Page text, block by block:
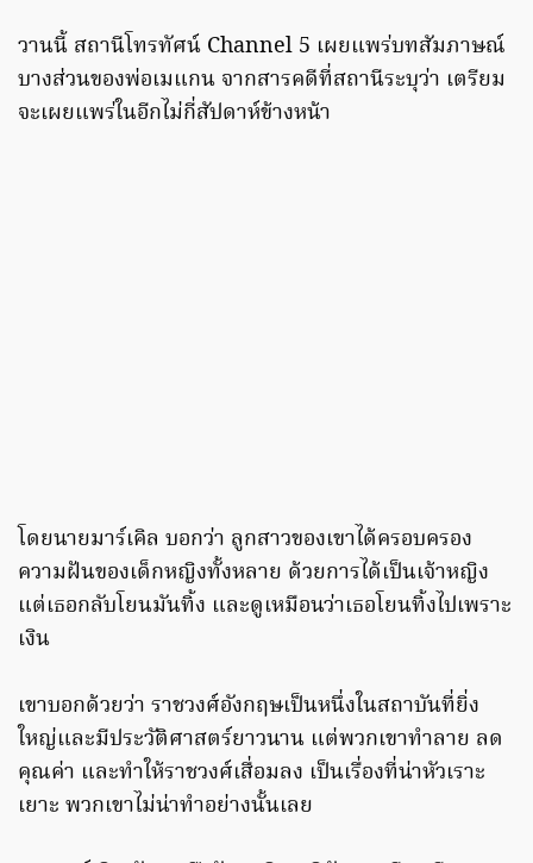
วานนี้ สถานีโทรทัศน์ Channel 5 เผยแพร่บทสัมภาษณ์
บางส่วนของพ่อเมแกน จากสารคดีที่สถานีระบุว่า เตรียม
จะเผยแพร่ในอีกไม่กี่สัปดาห์ข้างหน้า
โดยนายมาร์เคิล บอกว่า ลูกสาวของเขาได้ครอบครอง
ความฝันของเด็กหญิงทั้งหลาย ด้วยการได้เป็นเจ้าหญิง
แต่เธอกลับโยนมันทิ้ง และดูเหมือนว่าเธอโยนทิ้งไปเพราะ
เงิน
เขาบอกด้วยว่า ราชวงศ์อังกฤษเป็นหนึ่งในสถาบันที่ยิ่ง
ใหญ่และมีประวัติศาสตร์ยาวนาน แต่พวกเขาทำลาย ลด
คุณค่า และทำให้ราชวงศ์เสื่อมลง เป็นเรื่องที่น่าหัวเราะ
เยาะ พวกเขาไม่น่าทำอย่างนั้นเลย